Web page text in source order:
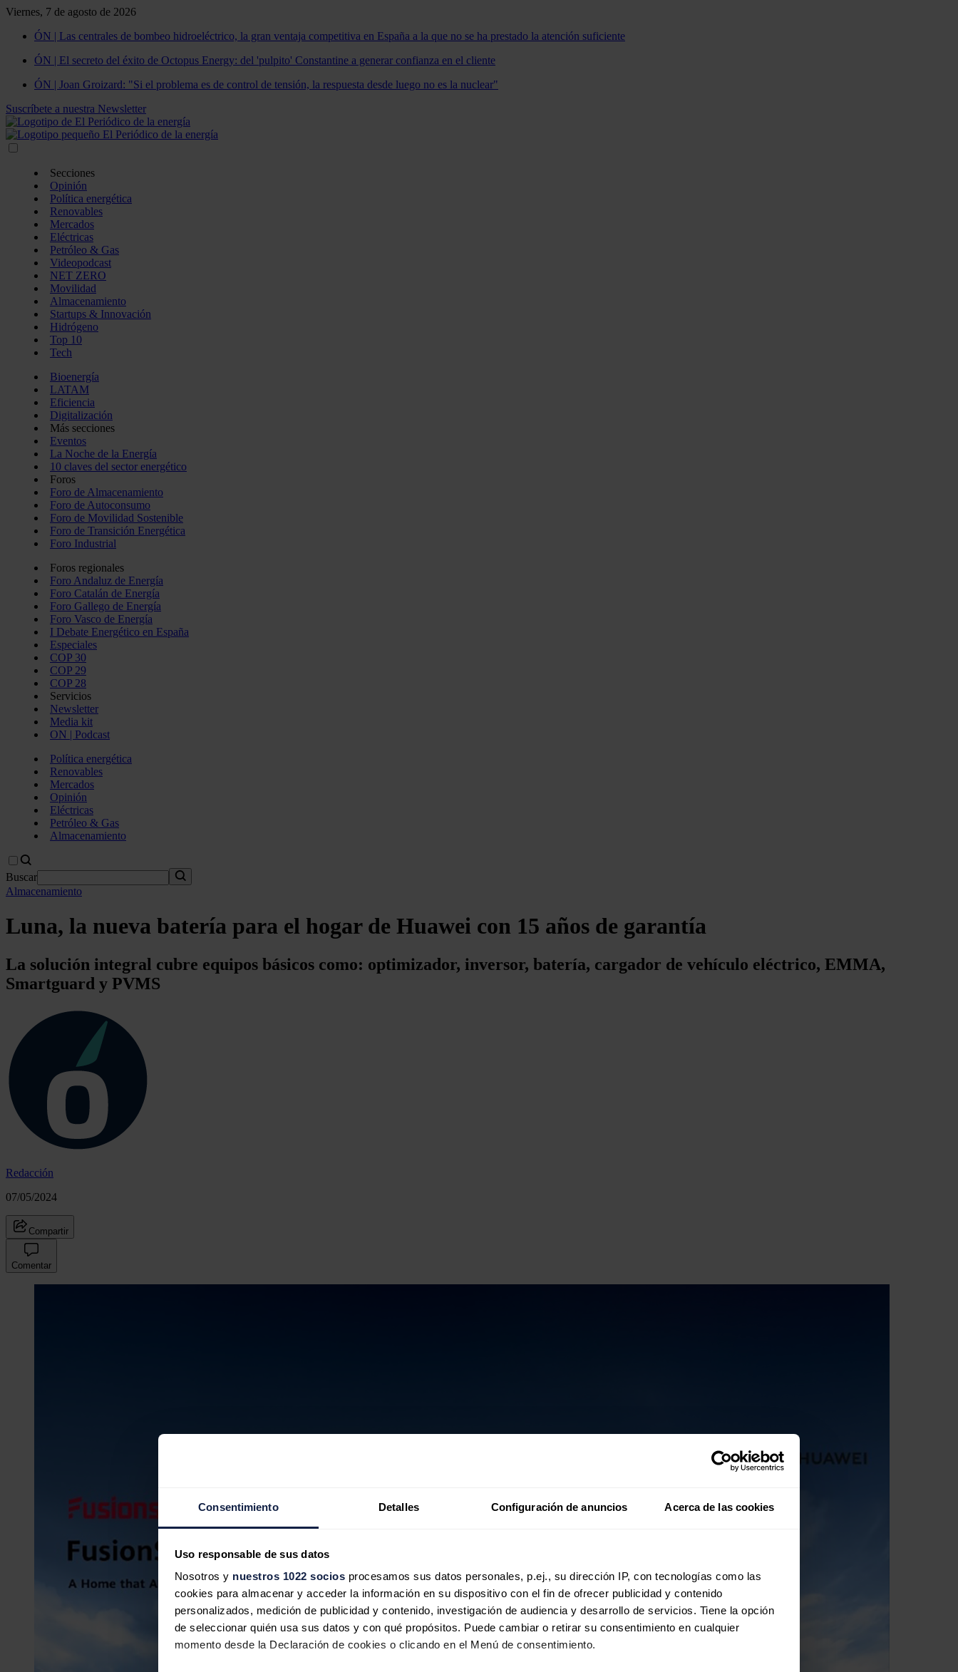
Consentimiento Detalles Configuración de anuncios Acerca de las cookies
Uso responsable de sus datos
Nosotros y nuestros 1022 socios procesamos sus datos personales, p.ej., su dirección IP, con tecnologías como las
cookies para almacenar y acceder la información en su dispositivo con el fin de ofrecer publicidad y contenido
personalizados, medición de publicidad y contenido, investigación de audiencia y desarrollo de servicios. Tiene la opción
de seleccionar quién usa sus datos y con qué propósitos. Puede cambiar o retirar su consentimiento en cualquier
momento desde la Declaración de cookies o clicando en el Menú de consentimiento.
Viernes, 7 de agosto de 2026
ÓN | Las centrales de bombeo hidroeléctrico, la gran ventaja competitiva en España a la que no se ha prestado la atención suficiente
ÓN | El secreto del éxito de Octopus Energy: del 'pulpito' Constantine a generar confianza en el cliente
ÓN | Joan Groizard: "Si el problema es de control de tensión, la respuesta desde luego no es la nuclear"
Suscríbete a nuestra Newsletter
Secciones
Opinión
Política energética
Renovables
Mercados
Eléctricas
Petróleo & Gas
Videopodcast
NET ZERO
Movilidad
Almacenamiento
Startups & Innovación
Hidrógeno
Top 10
Tech
Bioenergía
LATAM
Eficiencia
Digitalización
Más secciones
Eventos
La Noche de la Energía
10 claves del sector energético
Foros
Foro de Almacenamiento
Foro de Autoconsumo
Foro de Movilidad Sostenible
Foro de Transición Energética
Foro Industrial
Foros regionales
Foro Andaluz de Energía
Foro Catalán de Energía
Foro Gallego de Energía
Foro Vasco de Energía
I Debate Energético en España
Especiales
COP 30
COP 29
COP 28
Servicios
Newsletter
Media kit
ON | Podcast
Política energética
Renovables
Mercados
Opinión
Eléctricas
Petróleo & Gas
Almacenamiento
Buscar
Almacenamiento
Luna, la nueva batería para el hogar de Huawei con 15 años de garantía
La solución integral cubre equipos básicos como: optimizador, inversor, batería, cargador de vehículo eléctrico, EMMA,
Smartguard y PVMS
Redacción
07/05/2024
Compartir
Comentar